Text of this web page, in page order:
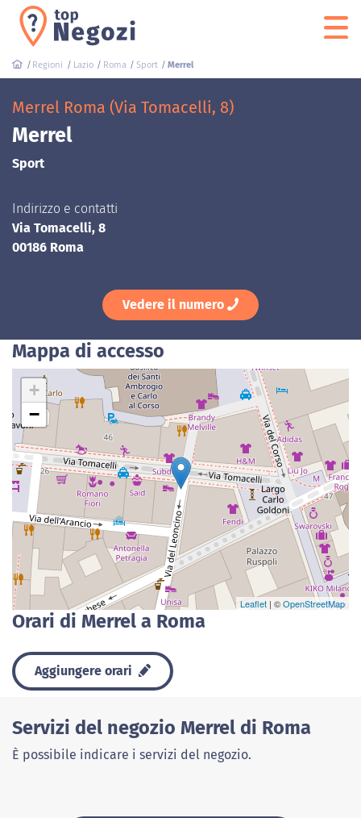
Regioni Lazio Roma Sport Merrel
Merrel Roma (Via Tomacelli, 8)
Merrel
Sport
Indirizzo e contatti
Via Tomacelli, 8
00186 Roma
Vedere il numero
Mappa di accesso
+
−
Leaflet | ©OpenStreetMap
Orari di Merrel a Roma
Aggiungere orari
Servizi del negozio Merrel di Roma
È possibile indicare i servizi del negozio.